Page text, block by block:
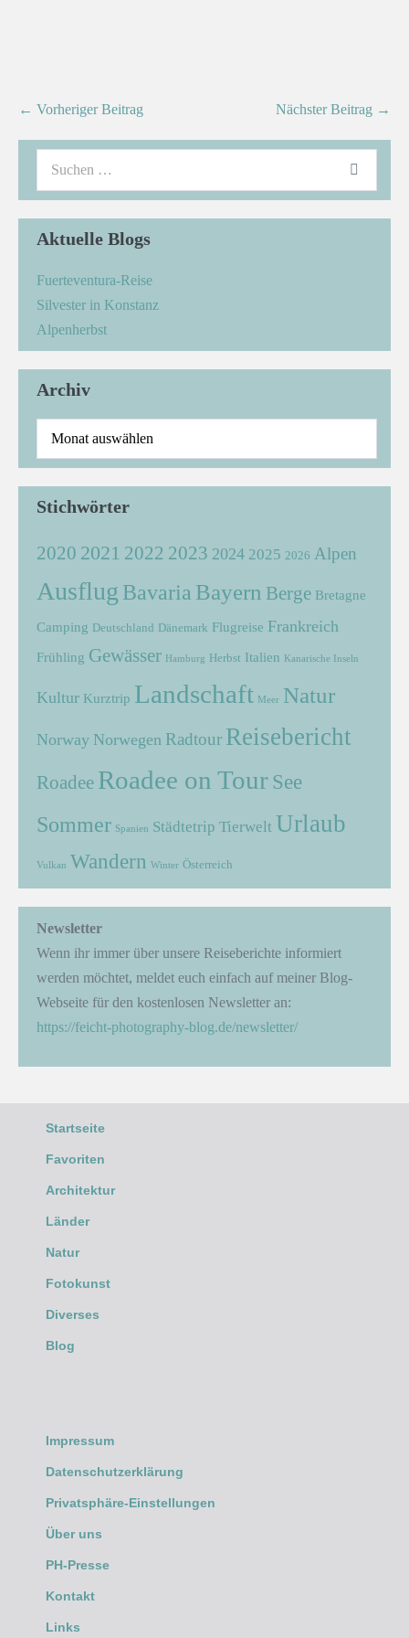
← Vorheriger Beitrag Nächster Beitrag →
Aktuelle Blogs
Fuerteventura-Reise
Silvester in Konstanz
Alpenherbst
Archiv
Stichwörter
2020 2021 2022 2023 2024 2025 2026 Alpen
Ausflug Bavaria Bayern Berge Bretagne
Camping Deutschland Dänemark Flugreise Frankreich
Frühling Gewässer Hamburg Herbst Italien Kanarische Inseln
Kultur Kurztrip Landschaft Meer Natur
Norway Norwegen Radtour Reisebericht
Roadee Roadee on Tour See
Sommer Spanien Städtetrip Tierwelt Urlaub
Vulkan Wandern Winter Österreich
Newsletter
Wenn ihr immer über unsere Reiseberichte informiert
werden möchtet, meldet euch einfach auf meiner Blog-
Webseite für den kostenlosen Newsletter an:
https://feicht-photography-blog.de/newsletter/
Startseite
Favoriten
Architektur
Länder
Natur
Fotokunst
Diverses
Blog
Impressum
Datenschutzerklärung
Privatsphäre-Einstellungen
Über uns
PH-Presse
Kontakt
Links